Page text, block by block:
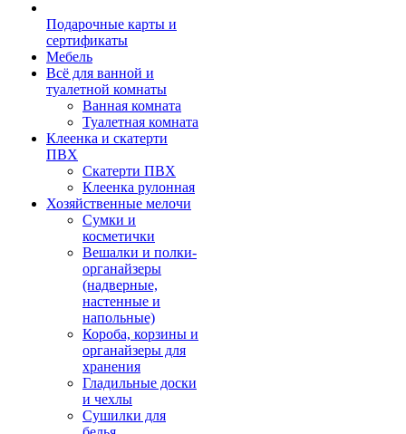
Подарочные карты и
сертификаты
Мебель
Всё для ванной и
туалетной комнаты
Ванная комната
Туалетная комната
Клеенка и скатерти
ПВХ
Скатерти ПВХ
Клеенка рулонная
Хозяйственные мелочи
Сумки и
косметички
Вешалки и полки-
органайзеры
(надверные,
настенные и
напольные)
Короба, корзины и
органайзеры для
хранения
Гладильные доски
и чехлы
Сушилки для